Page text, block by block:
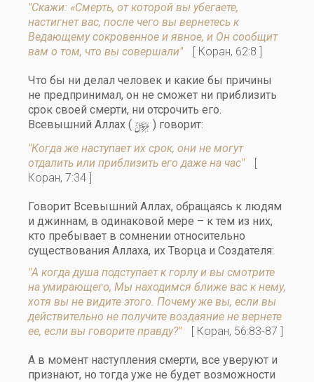
"Скажи: «Смерть, от которой вы убегаете,
настигнет вас, после чего вы вернетесь к
Ведающему сокровенное и явное, и Он сообщит
вам о том, что вы совершали"
[ Коран, 62:8 ]
Что бы ни делал человек и какие бы причины
не предпринимал, он не сможет ни приблизить
срок своей смерти, ни отсрочить его.
Всевышний Аллах ( y ) говорит:
"Когда же наступает их срок, они не могут
отдалить или приблизить его даже на час"
[
Коран, 7:34 ]
Говорит Всевышний Аллах, обращаясь к людям
и джиннам, в одинаковой мере – к тем из них,
кто пребывает в сомнении относительно
существования Аллаха, их Творца и Создателя:
"А когда душа подступает к горлу и вы смотрите
на умирающего, Мы находимся ближе вас к нему,
хотя вы не видите этого. Почему же вы, если вы
действительно не получите воздаяние не вернете
ее, если вы говорите правду?"
[ Коран, 56:83-87 ]
А в момент наступления смерти, все уверуют и
признают, но тогда уже не будет возможности